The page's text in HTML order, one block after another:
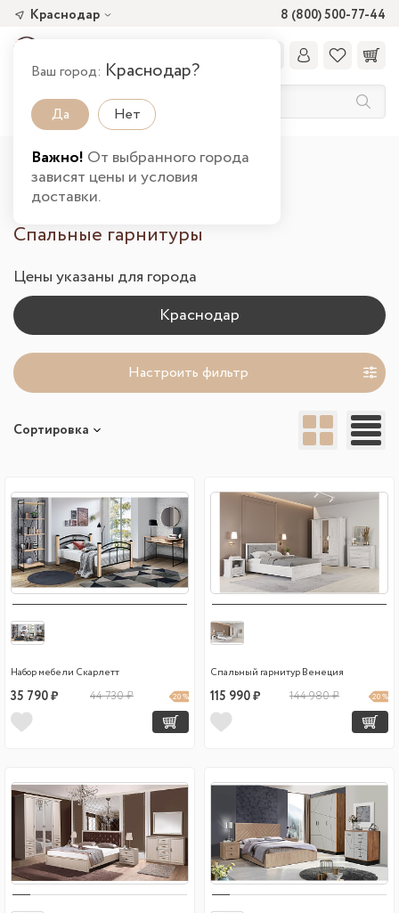
8 (800) 500-77-44
Краснодар
Ваш город: Краснодар?
Да Нет
Важно! От выбранного города
зависят цены и условия
доставки.
Главная Каталог товаров
Спальня
Спальные гарнитуры в Краснодаре
Спальные гарнитуры
Цены указаны для города
Настроить фильтр
Сортировка
Набор мебели Скарлетт
35 790 ₽ 44 730 ₽ 20 %
Спальный гарнитур Венеция
115 990 ₽ 144 980 ₽ 20 %